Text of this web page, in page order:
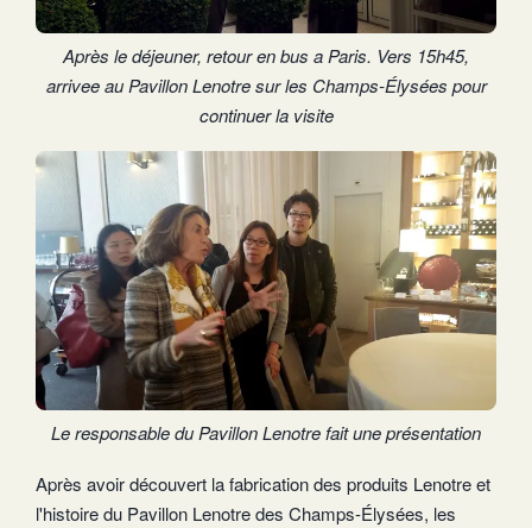
Après le déjeuner, retour en bus a Paris. Vers 15h45,
arrivee au Pavillon Lenotre sur les Champs-Élysées pour
continuer la visite
Le responsable du Pavillon Lenotre fait une présentation
Après avoir découvert la fabrication des produits Lenotre et
l'histoire du Pavillon Lenotre des Champs-Élysées, les